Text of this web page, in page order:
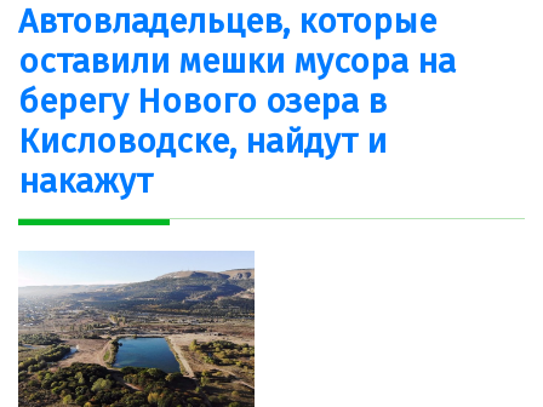
Автовладельцев, которые
оставили мешки мусора на
берегу Нового озера в
Кисловодске, найдут и
накажут